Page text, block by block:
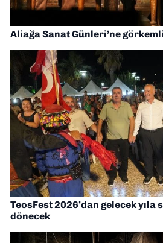
Aliağa Sanat Günleri’ne
TeosFest 2026’dan gelecek yıla
dönecek